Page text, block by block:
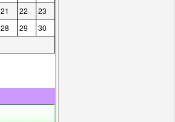
21 22
23
28 29
30